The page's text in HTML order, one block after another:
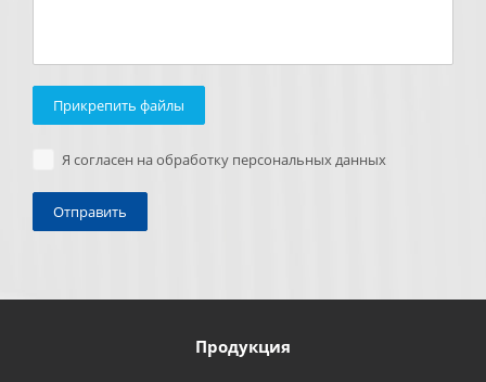
Прикрепить файлы
Я согласен на обработку персональных данных
Продукция